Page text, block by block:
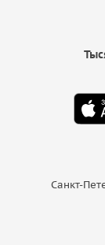
Санкт-